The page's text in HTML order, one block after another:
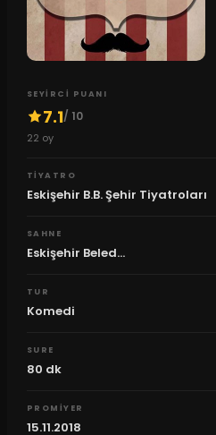
SEYIRCI PUANI
7.1/ 10
22 oy
TIYATRO
Eskişehir B.B. Şehir Tiyatroları
SAHNE
Eskişehir Beled...
TUR
Komedi
SURE
80 dk
PROMIYER
15.11.2018